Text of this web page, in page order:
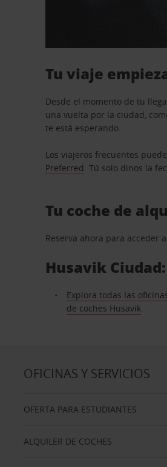
Tu viaje
Desde el momento de tu
una vuelta por la ciudad,
te está esperando.
Los viajeros frecuentes
Preferred. Tú solo dinos la
Tu coche de
Reserva ahora para acceder
Husavik
Explora todas las
de coches Husavik
OFICINAS Y SERVICIOS
OFERTA PARA ESTUDIANTES
ALQUILER DE COCHES